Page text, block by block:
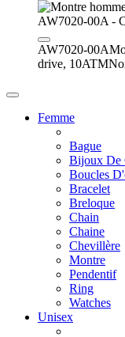
AW7020-00A
drive, 10ATM
Femme
Bague
Bijoux De
Boucles
Bracelet
Breloque
Chain
Chaine
Chevillère
Montre
Pendentif
Ring
Watches
Unisex